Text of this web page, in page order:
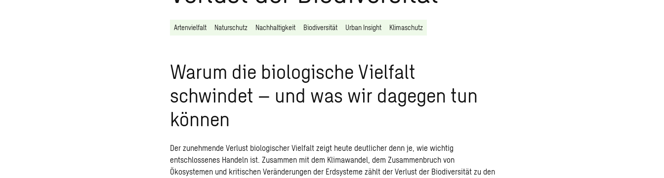
Artenvielfalt Naturschutz Nachhaltigkeit Biodiversität Urban Insight Klimaschutz
Warum die biologische Vielfalt
schwindet – und was wir dagegen tun
können
Der zunehmende Verlust biologischer Vielfalt zeigt heute deutlicher denn je, wie wichtig
entschlossenes Handeln ist. Zusammen mit dem Klimawandel, dem Zusammenbruch von
Ökosystemen und kritischen Veränderungen der Erdsysteme zählt der Verlust der Biodiversität zu den